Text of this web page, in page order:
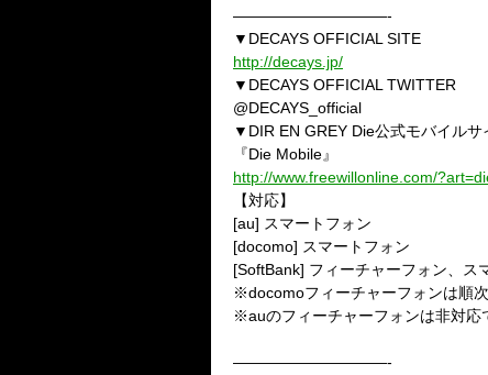
——————————-
▼DECAYS OFFICIAL SITE
http://decays.jp/
▼DECAYS OFFICIAL TWITTER
@DECAYS_official
▼DIR EN GREY Die公式モバイルサ
『Die Mobile』
http://www.freewillonline.com/
【対応】
[au] スマートフォン
[docomo] スマートフォン
[SoftBank] フィーチャーフォン、ス
※docomoフィーチャーフォンは順
※auのフィーチャーフォンは非対応
——————————-